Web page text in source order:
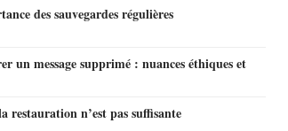
des sauvegardes régulières
un message supprimé : nuances éthiques et
restauration n’est pas suffisante